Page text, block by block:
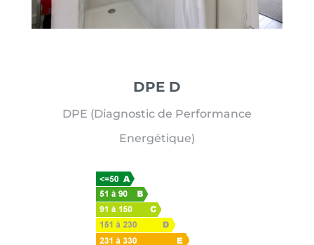
DPE D
DPE (Diagnostic de Performance
Energétique)